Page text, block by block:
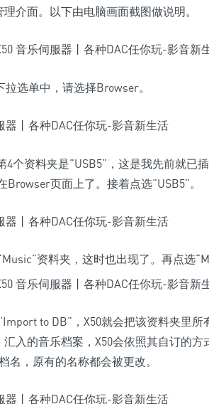
介面。以下由电脑画面截图做说明。
拉选单中，请选择Browser。
个资料夹是“USB5”，这是我先前就已
Browser页面上了。接着点选“USB5”。
资料夹，这时也出现了。再点选
to DB”，X50就会把该资料夹里所
入的音乐档案，X50会依照其自订的方
名，原有的名称都会被更改。